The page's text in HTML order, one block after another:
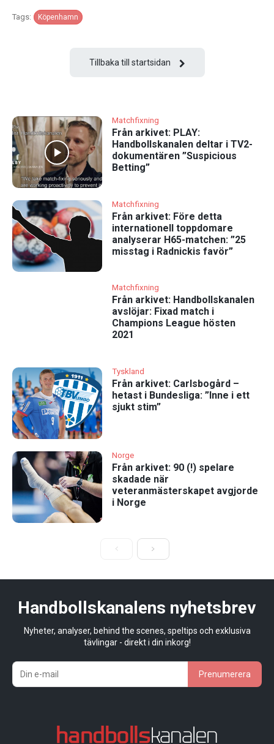
Tags: Köpenhamn
Tillbaka till startsidan
Matchfixning
Från arkivet: PLAY:
Handbollskanalen deltar i TV2-
dokumentären ”Suspicious
Betting”
Matchfixning
Från arkivet: Före detta
internationell toppdomare
analyserar H65-matchen: ”25
misstag i Radnickis favör”
Matchfixning
Från arkivet: Handbollskanalen
avslöjar: Fixad match i
Champions League hösten
2021
Tyskland
Från arkivet: Carlsbogård –
hetast i Bundesliga: ”Inne i ett
sjukt stim”
Norge
Från arkivet: 90 (!) spelare
skadade när
veteranmästerskapet avgjorde
i Norge
Handbollskanalens nyhetsbrev
Nyheter, analyser, behind the scenes, speltips och exklusiva
tävlingar - direkt i din inkorg!
Prenumerera